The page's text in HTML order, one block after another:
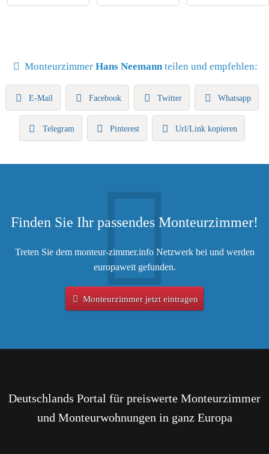
MonteurzimmerHans Neemannteilen und empfehlen:
E-Mail Facebook Twitter Whatsapp
Telegram Pinterest Url/Link kopieren
Finden Sie Ihr passendes Monteurzimmer!
Treten Sie dem monteur-zimmer.info Netzwerk bei und werden
europaweit gefunden.
Monteurzimmer jetzt eintragen
Deutschlands Portal für preiswerte Monteurzimmer
und Monteurwohnungen in ganz Europa